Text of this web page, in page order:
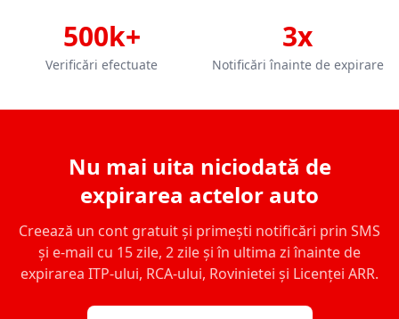
500k+
Verificări efectuate
3x
Notificări înainte de expirare
Nu mai uita niciodată de
expirarea actelor auto
Creează un cont gratuit și primești notificări prin SMS
și e-mail cu 15 zile, 2 zile și în ultima zi înainte de
expirarea ITP-ului, RCA-ului, Rovinietei și Licenței ARR.